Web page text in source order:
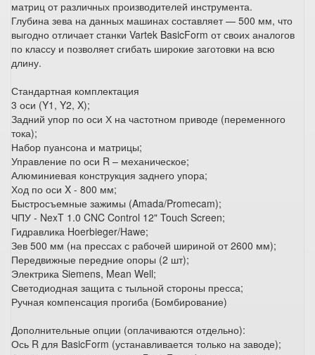
матриц от различных производителей инструмента.
Глубина зева на данных машинах составляет — 500 мм, что
выгодно отличает станки Vartek BasicForm от своих аналогов
по классу и позволяет сгибать широкие заготовки на всю
длину.
Стандартная комплектация
3 оси (Y1, Y2, X);
Задний упор по оси Х на частотном приводе (переменного
тока);
Набор пуансона и матрицы;
Управление по оси R – механическое;
Алюминиевая конструкция заднего упора;
Ход по оси X - 800 мм;
Быстросъемные зажимы (Amada/Promecam);
ЧПУ - NexT 1.0 CNC Control 12" Touch Screen;
Гидравлика Hoerbieger/Hawe;
Зев 500 мм (на прессах с рабочей шириной от 2600 мм);
Передвижные передние опоры (2 шт);
Электрика Siemens, Mean Well;
Светодиодная защита с тыльной стороны пресса;
Ручная компенсация прогиба (Бомбирование)
Дополнительные опции (оплачиваются отдельно):
Ось R для BasicForm (устанавливается только на заводе);